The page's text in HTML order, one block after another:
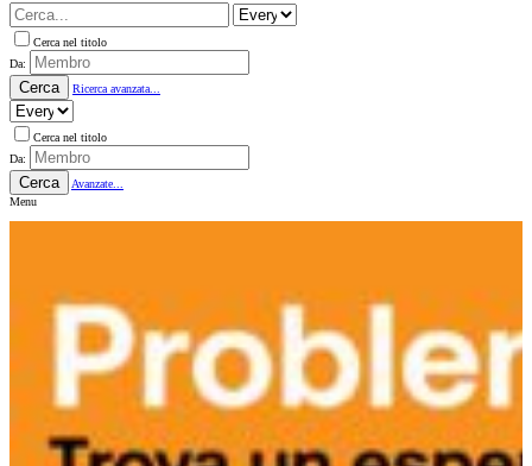
Cerca nel titolo
Da:
Cerca Ricerca avanzata...
Cerca nel titolo
Da:
Cerca
Avanzate...
Menu